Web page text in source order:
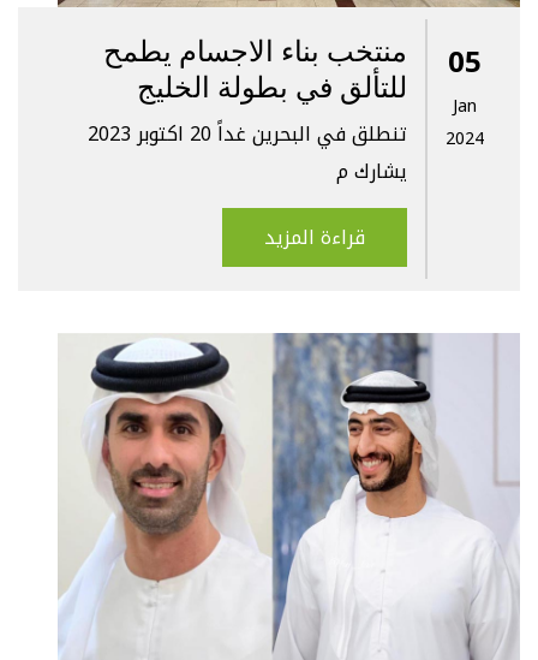
منتخب بناء الاجسام يطمح
للتألق في بطولة الخليج
تنطلق في البحرين غداً 20 اكتوبر 2023
يشارك م
قراءة المزيد
05
Jan
2024